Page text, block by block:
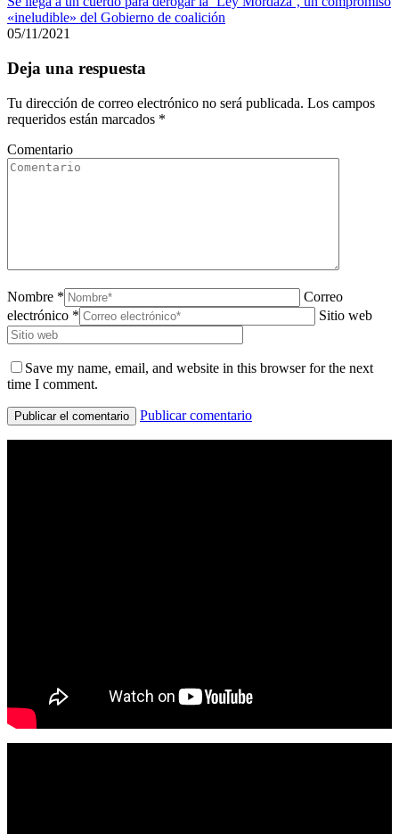
«ineludible» del Gobierno de coalición
05/11/2021
Deja una respuesta
Tu dirección de correo electrónico no será publicada. Los campos
requeridos están marcados *
Comentario
Nombre *
Correo
electrónico *
Sitio web
Save my name, email, and website in this browser for the next
time I comment.
Publicar comentario